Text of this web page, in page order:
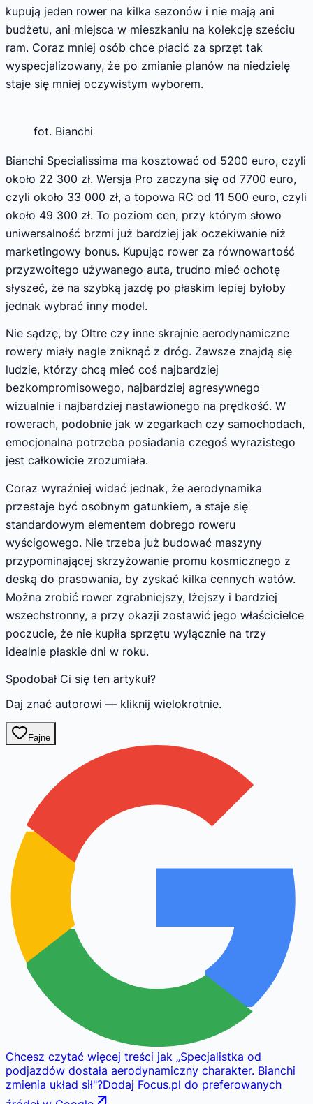
kupują jeden rower na kilka sezonów i nie mają ani
budżetu, ani miejsca w mieszkaniu na kolekcję sześciu
ram. Coraz mniej osób chce płacić za sprzęt tak
wyspecjalizowany, że po zmianie planów na niedzielę
staje się mniej oczywistym wyborem.
fot. Bianchi
Bianchi Specialissima ma kosztować od 5200 euro, czyli
około 22 300 zł. Wersja Pro zaczyna się od 7700 euro,
czyli około 33 000 zł, a topowa RC od 11 500 euro, czyli
około 49 300 zł. To poziom cen, przy którym słowo
uniwersalność brzmi już bardziej jak oczekiwanie niż
marketingowy bonus. Kupując rower za równowartość
przyzwoitego używanego auta, trudno mieć ochotę
słyszeć, że na szybką jazdę po płaskim lepiej byłoby
jednak wybrać inny model.
Nie sądzę, by Oltre czy inne skrajnie aerodynamiczne
rowery miały nagle zniknąć z dróg. Zawsze znajdą się
ludzie, którzy chcą mieć coś najbardziej
bezkompromisowego, najbardziej agresywnego
wizualnie i najbardziej nastawionego na prędkość. W
rowerach, podobnie jak w zegarkach czy samochodach,
emocjonalna potrzeba posiadania czegoś wyrazistego
jest całkowicie zrozumiała.
Coraz wyraźniej widać jednak, że aerodynamika
przestaje być osobnym gatunkiem, a staje się
standardowym elementem dobrego roweru
wyścigowego. Nie trzeba już budować maszyny
przypominającej skrzyżowanie promu kosmicznego z
deską do prasowania, by zyskać kilka cennych watów.
Można zrobić rower zgrabniejszy, lżejszy i bardziej
wszechstronny, a przy okazji zostawić jego właścicielce
poczucie, że nie kupiła sprzętu wyłącznie na trzy
idealnie płaskie dni w roku.
Spodobał Ci się ten artykuł?
Daj znać autorowi — kliknij wielokrotnie.
Fajne
Chcesz czytać więcej treści jak „Specjalistka od
podjazdów dostała aerodynamiczny charakter. Bianchi
zmienia układ sił"?Dodaj Focus.pl do preferowanych